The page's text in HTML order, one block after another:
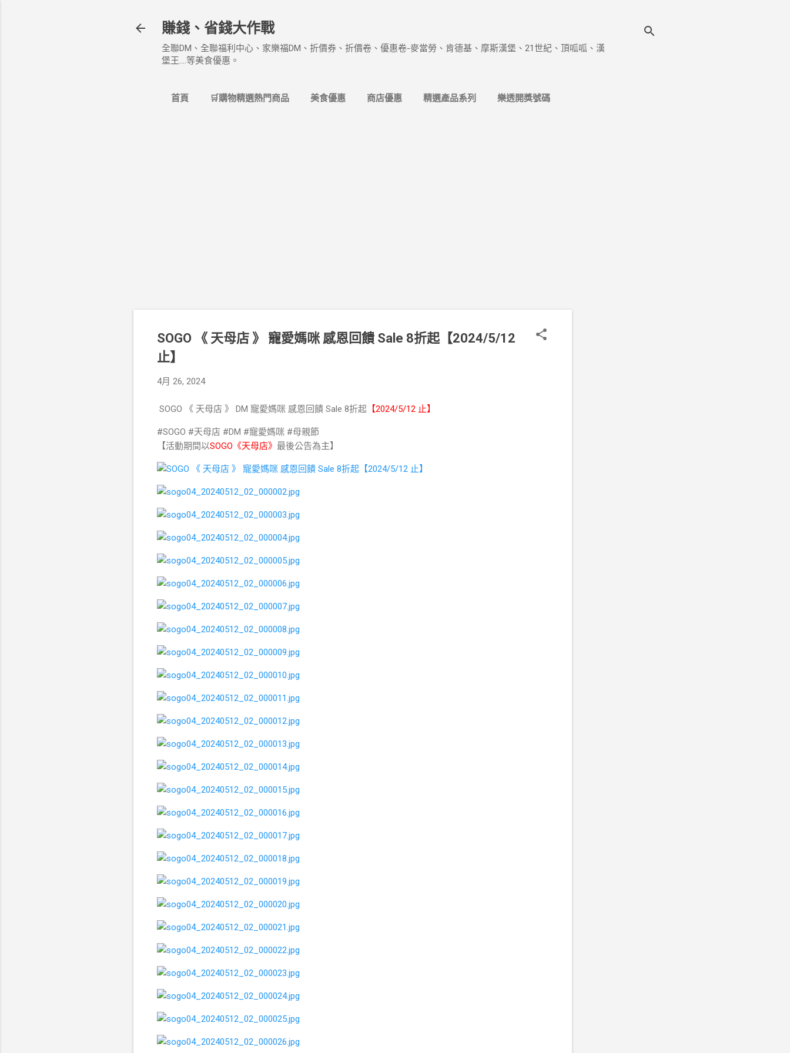
賺錢、省錢大作戰
全聯DM、全聯福利中心、家樂福DM、折價券、折價卷、優惠卷-麥當勞、肯德基、摩斯漢堡、21世紀、頂呱呱、漢
堡王....等美食優惠。
首頁 🛒購物精選熱門商品 美食優惠 商店優惠 精選產品系列 樂透開獎號碼
SOGO 《 天母店 》 寵愛媽咪 感恩回饋 Sale 8折起【2024/5/12
止】
4月 26, 2024
SOGO 《 天母店 》 DM 寵愛媽咪 感恩回饋 Sale 8折起 【2024/5/12 止】
#SOGO #天母店 #DM #寵愛媽咪 #母親節
【活動期間以SOGO《天母店》 最後公告為主】